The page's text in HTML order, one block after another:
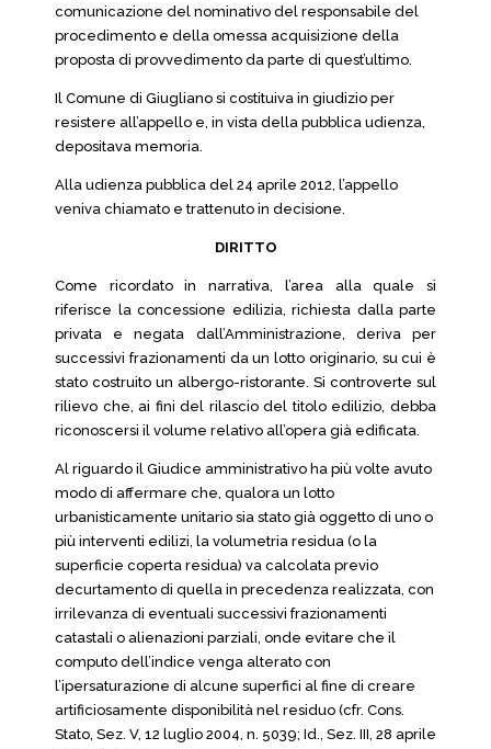
comunicazione del nominativo del responsabile del
procedimento e della omessa acquisizione della
proposta di provvedimento da parte di quest’ultimo.
Il Comune di Giugliano si costituiva in giudizio per
resistere all’appello e, in vista della pubblica udienza,
depositava memoria.
Alla udienza pubblica del 24 aprile 2012, l’appello
veniva chiamato e trattenuto in decisione.
DIRITTO
Come ricordato in narrativa, l’area alla quale si
riferisce la concessione edilizia, richiesta dalla parte
privata e negata dall’Amministrazione, deriva per
successivi frazionamenti da un lotto originario, su cui è
stato costruito un albergo-ristorante. Si controverte sul
rilievo che, ai fini del rilascio del titolo edilizio, debba
riconoscersi il volume relativo all’opera già edificata.
Al riguardo il Giudice amministrativo ha più volte avuto
modo di affermare che, qualora un lotto
urbanisticamente unitario sia stato già oggetto di uno o
più interventi edilizi, la volumetria residua (o la
superficie coperta residua) va calcolata previo
decurtamento di quella in precedenza realizzata, con
irrilevanza di eventuali successivi frazionamenti
catastali o alienazioni parziali, onde evitare che il
computo dell’indice venga alterato con
l’ipersaturazione di alcune superfici al fine di creare
artificiosamente disponibilità nel residuo (cfr. Cons.
Stato, Sez. V, 12 luglio 2004, n. 5039; Id., Sez. III, 28 aprile